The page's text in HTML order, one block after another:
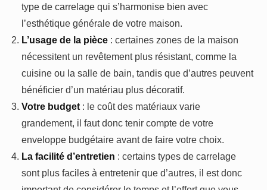
type de carrelage qui s’harmonise bien avec
l’esthétique générale de votre maison.
L’usage de la pièce : certaines zones de la maison
nécessitent un revêtement plus résistant, comme la
cuisine ou la salle de bain, tandis que d’autres peuvent
bénéficier d’un matériau plus décoratif.
Votre budget : le coût des matériaux varie
grandement, il faut donc tenir compte de votre
enveloppe budgétaire avant de faire votre choix.
La facilité d’entretien : certains types de carrelage
sont plus faciles à entretenir que d’autres, il est donc